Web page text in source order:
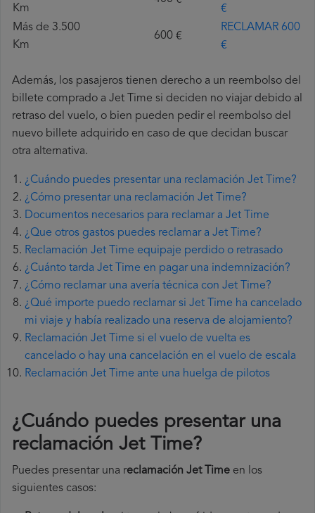
Km
€
Más de 3.500
Km
600 €
RECLAMAR 600
€
Además, los pasajeros tienen derecho a un reembolso del
billete comprado a Jet Time si deciden no viajar debido al
retraso del vuelo, o bien pueden pedir el reembolso del
nuevo billete adquirido en caso de que decidan buscar
otra alternativa.
¿Cuándo puedes presentar una reclamación Jet Time?
¿Cómo presentar una reclamación Jet Time?
Documentos necesarios para reclamar a Jet Time
¿Que otros gastos puedes reclamar a Jet Time?
Reclamación Jet Time equipaje perdido o retrasado
¿Cuánto tarda Jet Time en pagar una indemnización?
¿Cómo reclamar una avería técnica con Jet Time?
¿Qué importe puedo reclamar si Jet Time ha cancelado
mi viaje y había realizado una reserva de alojamiento?
Reclamación Jet Time si el vuelo de vuelta es
cancelado o hay una cancelación en el vuelo de escala
Reclamación Jet Time ante una huelga de pilotos
¿Cuándo puedes presentar una
reclamación Jet Time?
Puedes presentar una reclamación Jet Time en los
siguientes casos: